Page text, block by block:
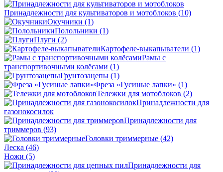
Принадлежности для культиваторов и мотоблоков (10)
Окучники (1)
Полольники (1)
Плуги (2)
Картофеле-выкапыватели (1)
Рамы с
транспортивочными колёсами (1)
Грунтозацепы (1)
Фреза «Гусиные лапки» (1)
Тележки для мотоблоков (2)
Принадлежности для
газонокосилок
Принадлежности для
триммеров (93)
Головки триммерные (42)
Леска (46)
Ножи (5)
Принадлежности для